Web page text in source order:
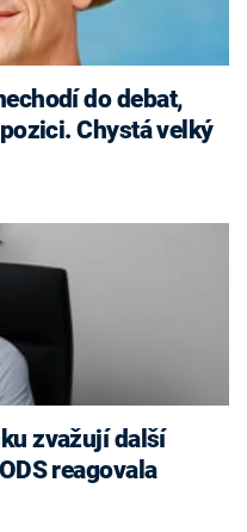
do debat,
Chystá velký
reagovala